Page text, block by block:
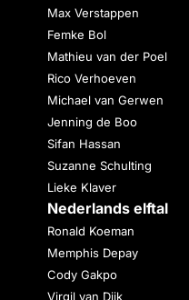
Max Verstappen
Femke Bol
Mathieu van der Poel
Rico Verhoeven
Michael van Gerwen
Jenning de Boo
Sifan Hassan
Suzanne Schulting
Lieke Klaver
Nederlands elftal
Ronald Koeman
Memphis Depay
Cody Gakpo
Virgil van Dijk